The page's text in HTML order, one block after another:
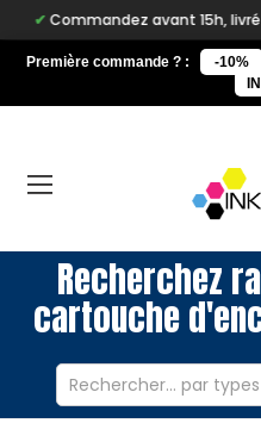
avant 15h, livré
Première commande ? : -10%
Recherchez
cartouche